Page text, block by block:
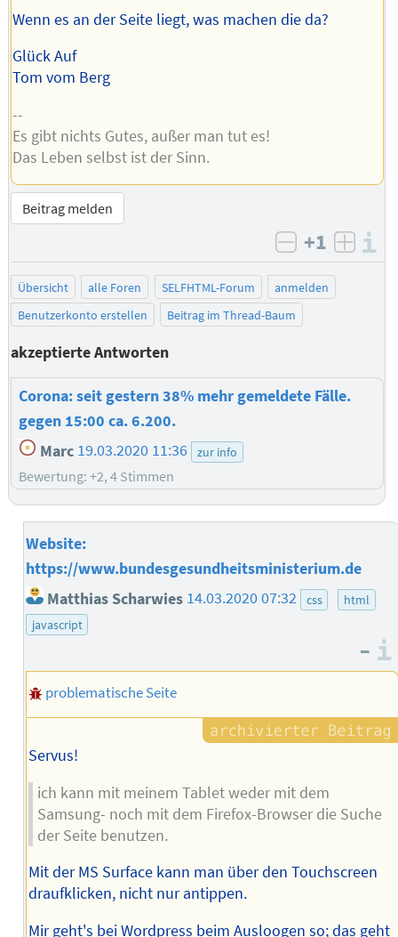
Wenn es an der Seite liegt, was machen die da?
Glück Auf
Tom vom Berg
--
Es gibt nichts Gutes, außer man tut es!
Das Leben selbst ist der Sinn.
Beitrag melden
negativ
+1
Übersicht alle Foren SELFHTML-Forum
anmelden
Benutzerkonto erstellen
Beitrag im Thread-Baum
akzeptierte Antworten
Corona: seit gestern 38% mehr gemeldete Fälle.
gegen 15:00 ca. 6.200.
Marc 19.03.2020 11:36 zur info
Bewertung: +2, 4 Stimmen
Website:
https://www.bundesgesundheitsministerium.de
Matthias Scharwies 14.03.2020 07:32 css
html
javascript
–
problematische Seite
Servus!
ich kann mit meinem Tablet weder mit dem
Samsung- noch mit dem Firefox-Browser die Suche
der Seite benutzen.
Mit der MS Surface kann man über den Touchscreen
draufklicken, nicht nur antippen.
Mir geht's bei Wordpress beim Ausloogen so; das geht